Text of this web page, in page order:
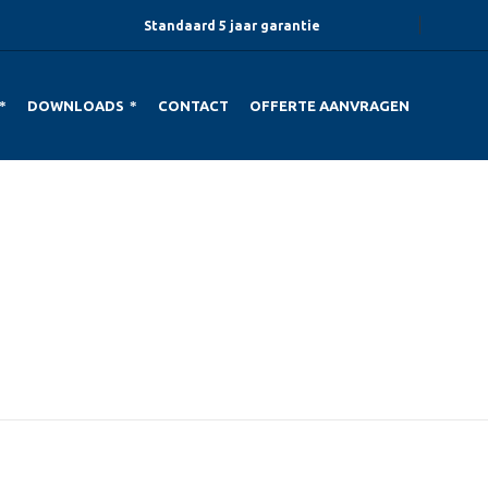
Standaard 5 jaar garantie
DOWNLOADS CONTACT OFFERTE AANVRAGEN